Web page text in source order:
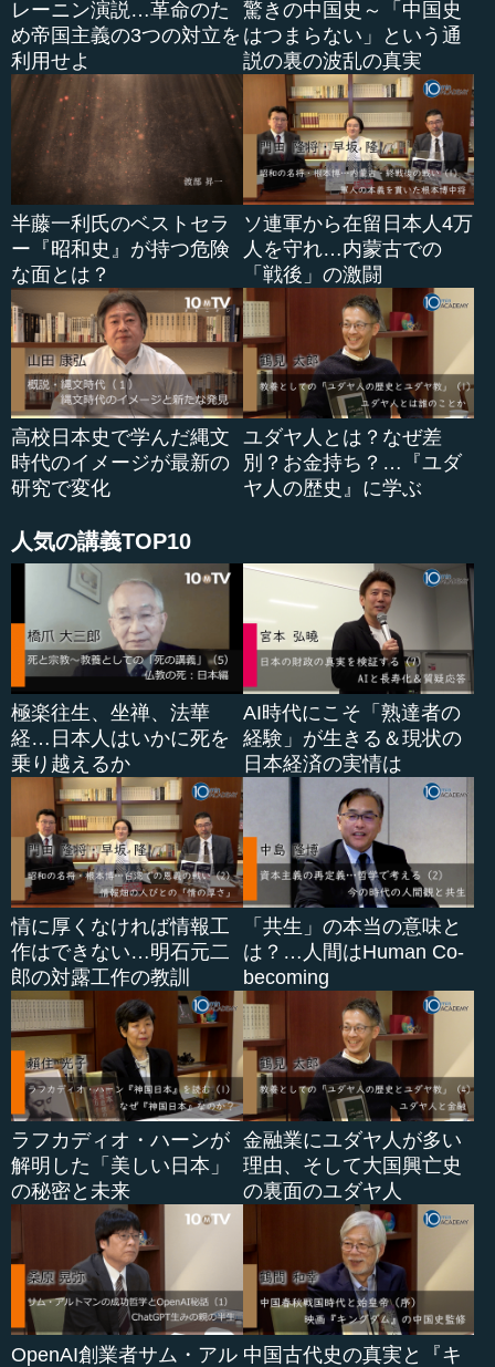
とを考えるためには、制度設計を少しいろいろ考えないと
いけないところかもしれません。
●平等偏重の社会において大事なこと
本村 あまりにも「平等」を偏重して、いろいろな意味で
情報が漏れないように、多様なシステムを作っているのだ
ろうと思います。そこはともかくとして、変な平等主義と
いうのはどうかと思います。それぞれに優れた人間がいる
ことを考えに入れていない。実際には、国語が得意で数学
ができない人もいれば、数学が得意で英語ができない人も
いる。英語と数学と国語が全部できても体育ができない人
や、英語と数学と国語ができて、体育もできる人は人が悪
いとか。というように、それぞれに特徴があるわけで、わ
れわれがそうした人の資質を一片だけで捉えない、つまり
点数だけで考えないことが大事でしょう。
私は東京大学で長く教え、いろいろな東大生を見てきま
した。たしかに点数的な優秀さを持った学生がたくさん集
まっている。しかし、例えばあるものを詳しくや...
レーニン演説…革命のた
め帝国主義の3つの対立を
利用せよ
驚きの中国史～「中国史
はつまらない」という通
説の裏の波乱の真実
半藤一利氏のベストセラ
ー『昭和史』が持つ危険
な面とは？
ソ連軍から在留日本人4万
人を守れ…内蒙古での
「戦後」の激闘
高校日本史で学んだ縄文
時代のイメージが最新の
研究で変化
ユダヤ人とは？なぜ差
別？お金持ち？…『ユダ
ヤ人の歴史』に学ぶ
人気の講義TOP10
極楽往生、坐禅、法華
経…日本人はいかに死を
乗り越えるか
AI時代にこそ「熟達者の
経験」が生きる＆現状の
日本経済の実情は
情に厚くなければ情報工
作はできない…明石元二
郎の対露工作の教訓
「共生」の本当の意味と
は？…人間はHuman Co-
becoming
ラフカディオ・ハーンが
解明した「美しい日本」
の秘密と未来
金融業にユダヤ人が多い
理由、そして大国興亡史
の裏面のユダヤ人
OpenAI創業者サム・アル 中国古代史の真実と『キ